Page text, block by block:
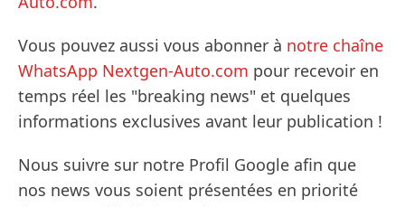
Vous pouvez aussi vous abonner à notre chaîne
WhatsApp Nextgen-Auto.com pour recevoir en
temps réel les "breaking news" et quelques
informations exclusives avant leur publication !
Nous suivre sur notre Profil Google afin que
nos news vous soient présentées en priorité